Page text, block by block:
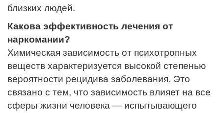
близких людей.
Какова эффективность лечения от
наркомании?
Химическая зависимость от психотропных
веществ характеризуется высокой степенью
вероятности рецидива заболевания. Это
связано с тем, что зависимость влияет на все
сферы жизни человека — испытывающего